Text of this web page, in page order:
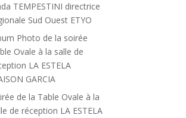
TEMPESTINI directrice
Sud Ouest ETYO
Photo de la soirée
Ovale à la salle de
LA ESTELA
GARCIA
de la Table Ovale à la
de réception LA ESTELA